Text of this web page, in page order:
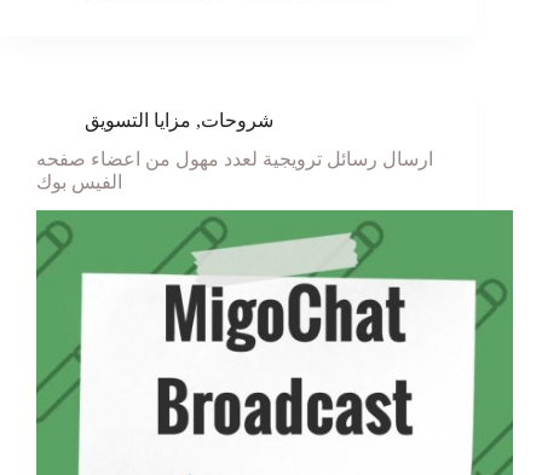
شروحات, مزايا التسويق
ارسال رسائل ترويجية لعدد مهول من اعضاء صفحه
الفيس بوك